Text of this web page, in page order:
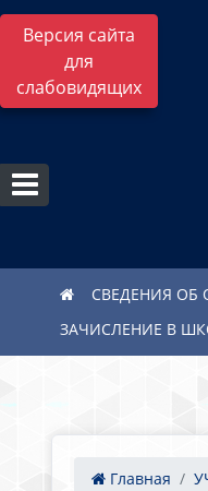
Версия сайта
для
слабовидящих
СВЕДЕНИЯ ОБ
ЗАЧИСЛЕНИЕ В
Главная